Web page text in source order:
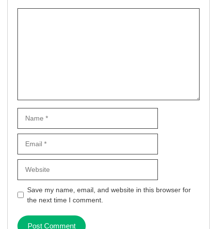
Save my name, email, and website in this browser for
the next time I comment.